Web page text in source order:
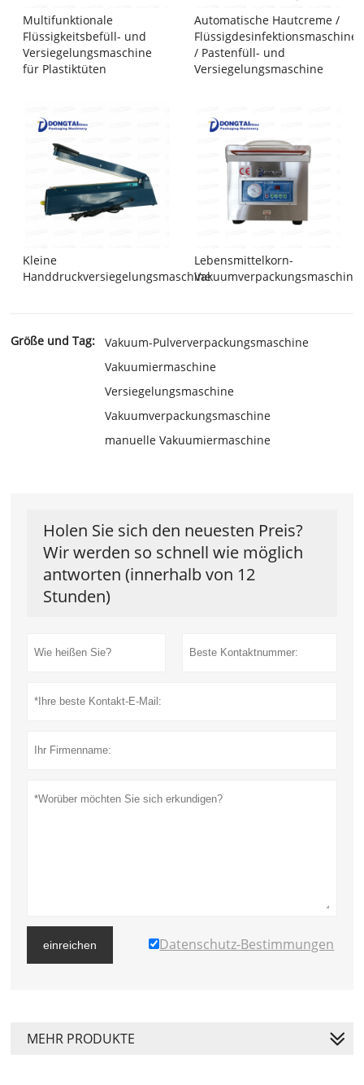
Multifunktionale
Flüssigkeitsbefüll- und
Versiegelungsmaschine
für Plastiktüten
Automatische Hautcreme /
Flüssigdesinfektionsmaschine
/ Pastenfüll- und
Versiegelungsmaschine
Kleine
Handdruckversiegelungsmaschine
Lebensmittelkorn-
Vakuumverpackungsmaschine
Größe und Tag:
Vakuum-Pulververpackungsmaschine
Vakuumiermaschine
Versiegelungsmaschine
Vakuumverpackungsmaschine
manuelle Vakuumiermaschine
Holen Sie sich den neuesten Preis?
Wir werden so schnell wie möglich
antworten (innerhalb von 12
Stunden)
einreichen Datenschutz-Bestimmungen
MEHR PRODUKTE